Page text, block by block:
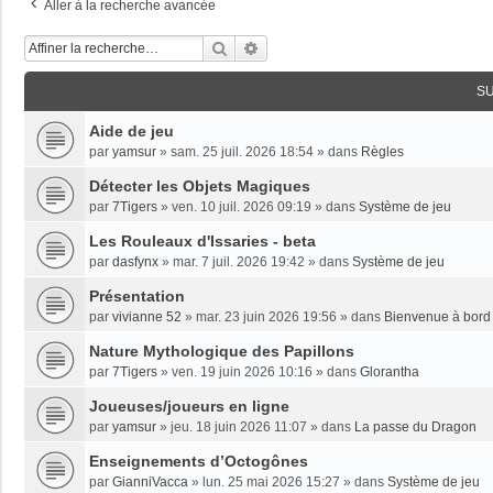
Aller à la recherche avancée
Rechercher
Aide de jeu
par yamsur » sam. 25 juil. 2026 18:54 » dans Règles
Détecter les Objets Magiques
par 7Tigers » ven. 10 juil. 2026 09:19 » dans Système de jeu
Les Rouleaux d'Issaries - beta
par dasfynx » mar. 7 juil. 2026 19:42 » dans Système de jeu
Présentation
par vivianne 52 » mar. 23 juin 2026 19:56 » dans Bienvenue à bord
Nature Mythologique des Papillons
par 7Tigers » ven. 19 juin 2026 10:16 » dans Glorantha
Joueuses/joueurs en ligne
par yamsur » jeu. 18 juin 2026 11:07 » dans La passe du Dragon
Enseignements dʼOctogônes
par GianniVacca » lun. 25 mai 2026 15:27 » dans Système de jeu